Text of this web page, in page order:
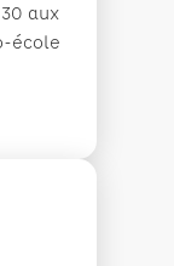
aux
école